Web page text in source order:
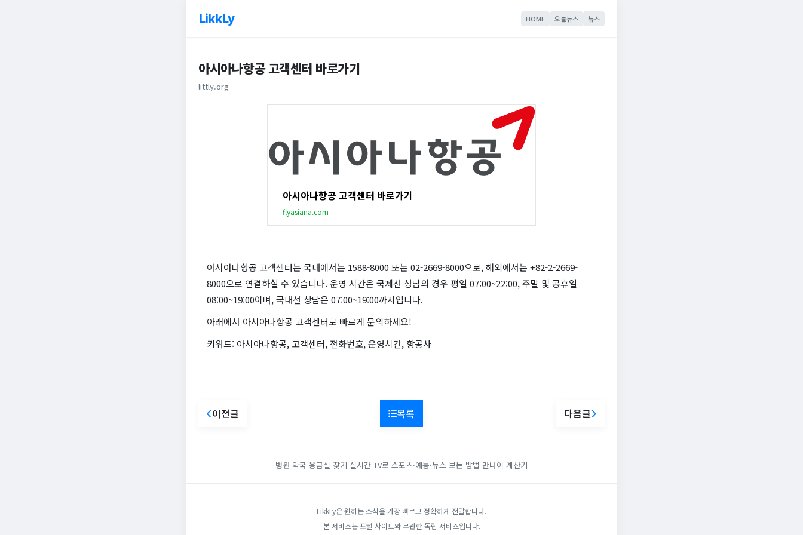
LikkLy HOME 오늘뉴스 뉴스
아시아나항공 고객센터 바로가기
littly.org
아시아나항공 고객센터 바로가기
flyasiana.com
아시아나항공 고객센터는 국내에서는 1588-8000 또는 02-2669-8000으로, 해외에서는 +82-2-2669-
8000으로 연결하실 수 있습니다. 운영 시간은 국제선 상담의 경우 평일 07:00~22:00, 주말 및 공휴일
08:00~19:00이며, 국내선 상담은 07:00~19:00까지입니다.
아래에서 아시아나항공 고객센터로 빠르게 문의하세요!
키워드: 아시아나항공, 고객센터, 전화번호, 운영시간, 항공사
이전글 목록 다음글
병원 약국 응급실 찾기 실시간 TV로 스포츠·예능·뉴스 보는 방법 만나이 계산기
LikkLy은 원하는 소식을 가장 빠르고 정확하게 전달합니다.
본 서비스는 포털 사이트와 무관한 독립 서비스입니다.